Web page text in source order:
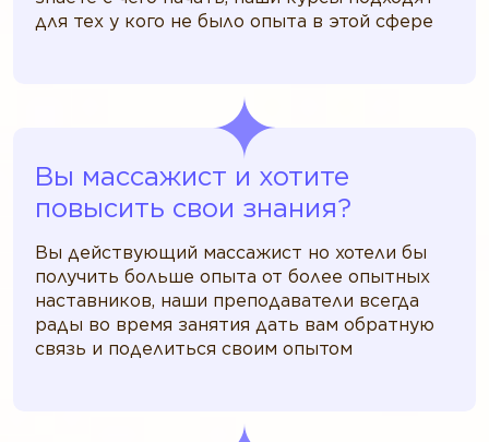
для тех у кого не было опыта в этой сфере
Вы массажист и хотите
повысить свои знания?
Вы действующий массажист но хотели бы
получить больше опыта от более опытных
наставников, наши преподаватели всегда
рады во время занятия дать вам обратную
связь и поделиться своим опытом